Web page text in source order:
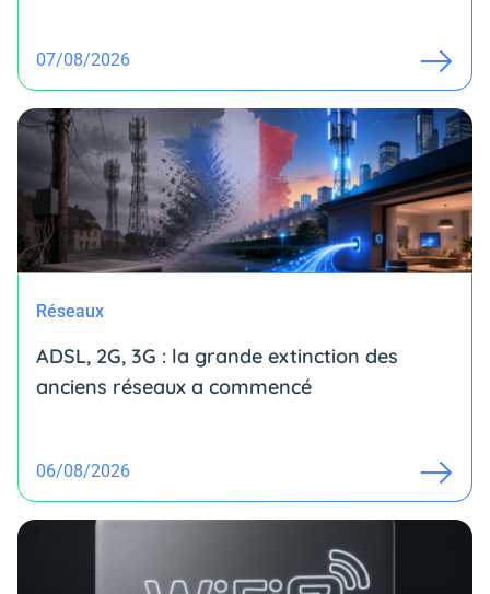
07/08/2026
Réseaux
ADSL, 2G, 3G : la grande extinction des
anciens réseaux a commencé
06/08/2026